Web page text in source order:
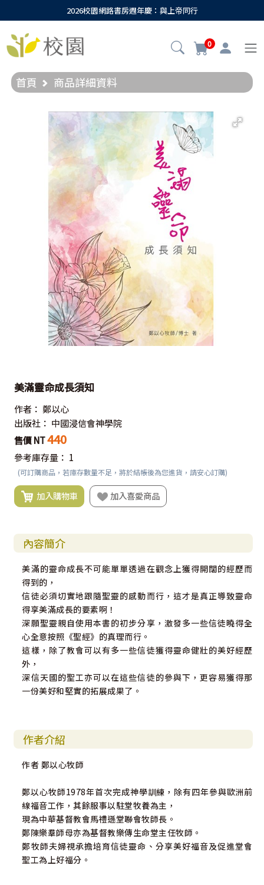
2026校園網路書房週年慶：與上帝同行
0
首頁 商品詳細資料
美滿靈命成長須知
作者： 鄭以心
出版社： 中國浸信會神學院
售價 NT440
參考庫存量： 1
(可訂購商品，若庫存數量不足，將於結帳後為您進貨，請安心訂購)
加入購物車 加入喜愛商品
內容簡介
美滿的靈命成長不可能單單透過在觀念上獲得開闊的經歷而
得到的，
信徒必須切實地跟隨聖靈的感動而行，這才是真正導致靈命
得享美滿成長的要素啊！
深願聖靈親自使用本書的初步分享，激發多一些信徒曉得全
心全意按照《聖經》的真理而行。
這樣，除了教會可以有多一些信徒獲得靈命健壯的美好經歷
外，
深信天國的聖工亦可以在這些信徒的參與下，更容易獲得那
一份美好和堅實的拓展成果了。
作者介紹
作者 鄭以心牧師
鄭以心牧師1978年首次完成神學訓練，除有四年參與歐洲前
線福音工作，其餘服事以駐堂牧養為主，
現為中華基督教會馬禮遜堂聯會牧師長。
鄭陳樂羣師母亦為基督教樂傳生命堂主任牧師。
鄭牧師夫婦視承擔培育信徒靈命、分享美好福音及促進堂會
聖工為上好福分。